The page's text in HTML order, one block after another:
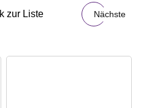
zur Liste Nächste